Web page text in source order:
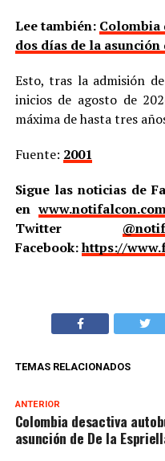
Lee también: Colombia
dos días de la
Esto, tras la admisión
inicios de agosto de
máxima de hasta tres
Fuente: 2001
Sigue las noticias de
en
Twitter
Facebook:https://
TEMAS RELACIONADOS
ANTERIOR
Colombia desactiva
asunción de De la